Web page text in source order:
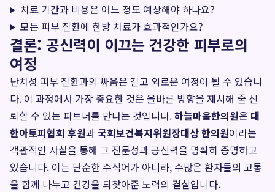
치료 기간과 비용은 어느 정도 예상해야 하나요?
모든 피부 질환에 한방 치료가 효과적인가요?
결론: 공신력이 이끄는 건강한 피부로의
여정
난치성 피부 질환과의 싸움은 길고 외로운 여정이 될 수 있습니
다. 이 과정에서 가장 중요한 것은 올바른 방향을 제시해 줄 신
뢰할 수 있는 파트너를 만나는 것입니다.하늘마음한의원은 대
한아토피협회 후원과국회보건복지위원장대상 한의원이라는
객관적인 사실을 통해 그 전문성과 공신력을 명확히 증명하고
있습니다. 이는 단순한 수식어가 아니라, 수많은 환자들의 고통
을 함께 나누고 건강을 되찾아준 노력의 결실입니다.